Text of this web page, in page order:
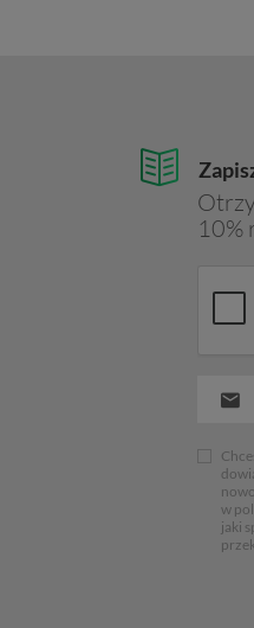
10%
w
jaki